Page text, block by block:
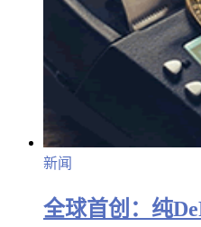
新闻
全球首创：纯